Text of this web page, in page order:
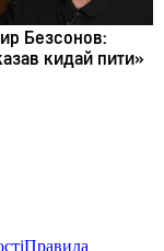
Правила